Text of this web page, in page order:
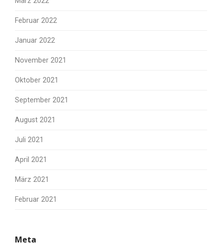
Februar 2022
Januar 2022
November 2021
Oktober 2021
September 2021
August 2021
Juli 2021
April 2021
März 2021
Februar 2021
Meta